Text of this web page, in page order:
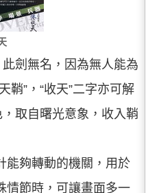
劍無名，因為無人能為
鞘”，“收天”二字亦可解
取自曙光意象，收入鞘
能夠轉動的機關，用於
情節時，可讓畫面多一